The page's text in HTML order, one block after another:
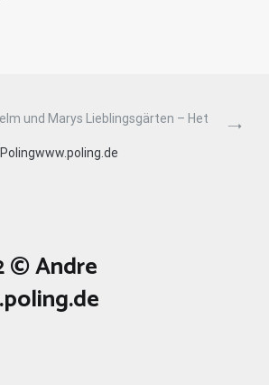
und Marys Lieblingsgärten – Het
© Andre